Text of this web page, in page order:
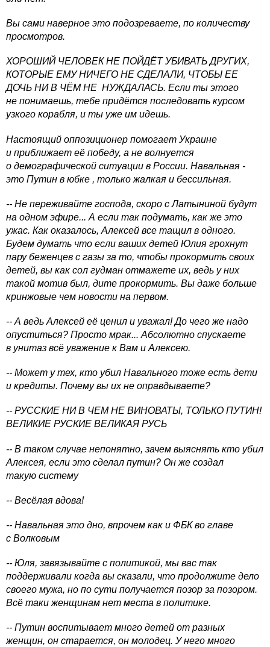
Вы сами наверное это подозреваете, по количеству
просмотров.
ХОРОШИЙ ЧЕЛОВЕК НЕ ПОЙДЁТ УБИВАТЬ ДРУГИХ,
КОТОРЫЕ ЕМУ НИЧЕГО НЕ СДЕЛАЛИ, ЧТОБЫ ЕЕ
ДОЧЬ НИ В ЧЁМ НЕ НУЖДАЛАСЬ. Если ты этого
не понимаешь, тебе придётся последовать курсом
узкого корабля, и ты уже им идешь.
Настоящий оппозиционер помогает Украине
и приближает её победу, а не волнуется
о демографической ситуации в России. Навальная -
это Путин в юбке , только жалкая и бессильная.
-- Не переживайте господа, скоро с Латыниной будут
на одном эфире... А если так подумать, как же это
ужас. Как оказалось, Алексей все тащил в одного.
Будем думать что если ваших детей Юлия грохнут
пару беженцев с газы за то, чтобы прокормить своих
детей, вы как сол гудман отмажете их, ведь у них
такой мотив был, дите прокормить. Вы даже больше
кринжовые чем новости на первом.
-- А ведь Алексей её ценил и уважал! До чего же надо
опуститься? Просто мрак... Абсолютно спускаете
в унитаз всё уважение к Вам и Алексею.
-- Может у тех, кто убил Навального тоже есть дети
и кредиты. Почему вы их не оправдываете?
-- РУССКИЕ НИ В ЧЕМ НЕ ВИНОВАТЫ, ТОЛЬКО ПУТИН!
ВЕЛИКИЕ РУСКИЕ ВЕЛИКАЯ РУСЬ
-- В таком случае непонятно, зачем выяснять кто убил
Алексея, если это сделал путин? Он же создал
такую систему
-- Весёлая вдова!
-- Навальная это дно, впрочем как и ФБК во главе
с Волковым
-- Юля, завязывайте с политикой, мы вас так
поддерживали когда вы сказали, что продолжите дело
своего мужа, но по сути получается позор за позором.
Всё таки женщинам нет места в политике.
-- Путин воспитывает много детей от разных
женщин, он старается, он молодец. У него много